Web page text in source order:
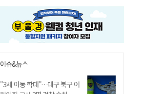
이슈&뉴스
"3세 아동 학대"…대구 북구 어